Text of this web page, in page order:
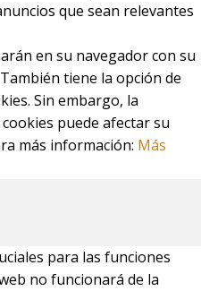
que sean relevantes
en su navegador con su
tiene la opción de
Sin embargo, la
puede afectar su
más información: Más
para las funciones
no funcionará de la